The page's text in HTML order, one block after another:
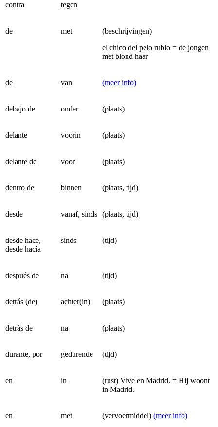
contra tegen
de met
(beschrijvingen)
el chico del pelo rubio = de jongen
met blond haar
de van (meer info)
debajo de onder (plaats)
delante voorin (plaats)
delante de voor (plaats)
dentro de binnen (plaats, tijd)
desde vanaf, sinds (plaats, tijd)
desde hace,
desde hacía
sinds (tijd)
después de na (tijd)
detrás (de) achter(in) (plaats)
detrás de na (plaats)
durante, por gedurende (tijd)
en in
(rust) Vive en Madrid. = Hij woont
in Madrid.
en met (vervoermiddel) (meer info)